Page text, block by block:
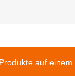
auf einem